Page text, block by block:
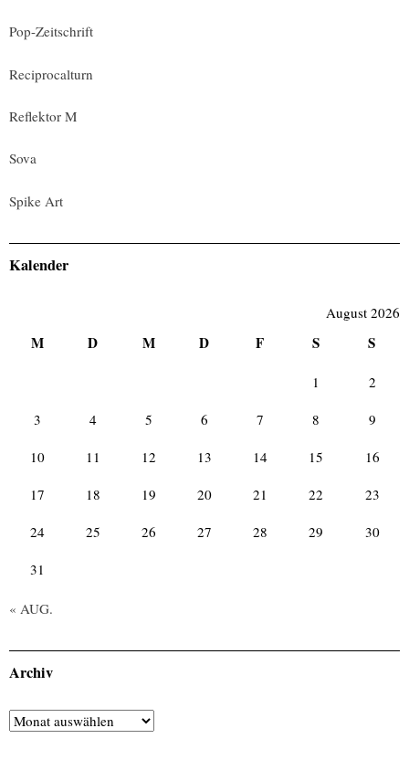
Pop-Zeitschrift
Reciprocalturn
Reflektor M
Sova
Spike Art
Kalender
August 2026
M D M D F S S
« AUG.
1 2
3 4 5 6 7 8 9
10 11 12 13 14 15 16
17 18 19 20 21 22 23
24 25 26 27 28 29 30
31
Archiv
Archiv